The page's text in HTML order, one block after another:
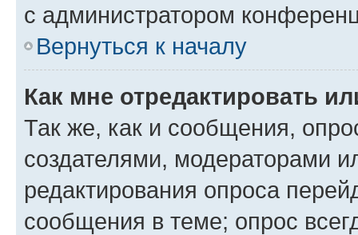
с администратором
Вернуться к началу
Как мне отредактировать
Так же, как и сообщения,
создателями, модераторами
редактирования опроса
сообщения в теме; опрос